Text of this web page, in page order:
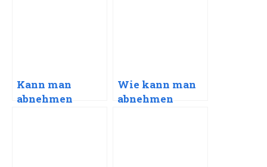
Kann man
abnehmen
Wie kann man
abnehmen